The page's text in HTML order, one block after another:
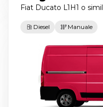
Fiat Ducato L1H1 o
Diesel Manuale